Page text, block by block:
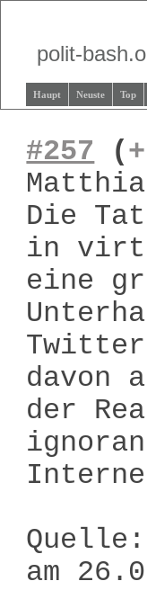
polit-
Haupt Neuste Top
#257 (+
Die
in
eine
davon
der
am